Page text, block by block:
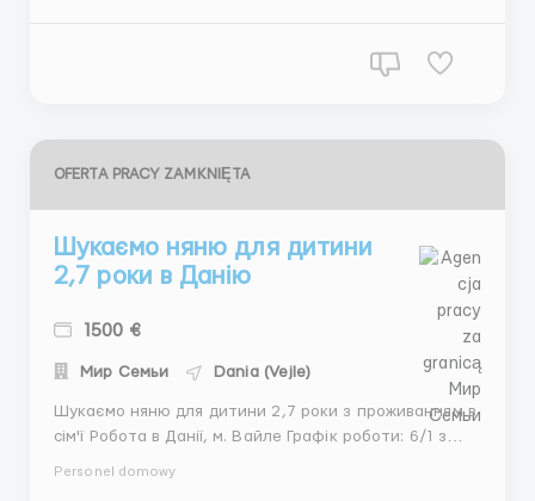
OFERTA PRACY ZAMKNIĘTA
Шукаємо няню для дитини
2,7 роки в Данію
1500 €
Мир Семьи Dania (Vejle)
Шукаємо няню для дитини 2,7 роки з проживанням в
сім'ї Робота в Данії, м. Вайле Графік роботи: 6/1 з
Personel domowy